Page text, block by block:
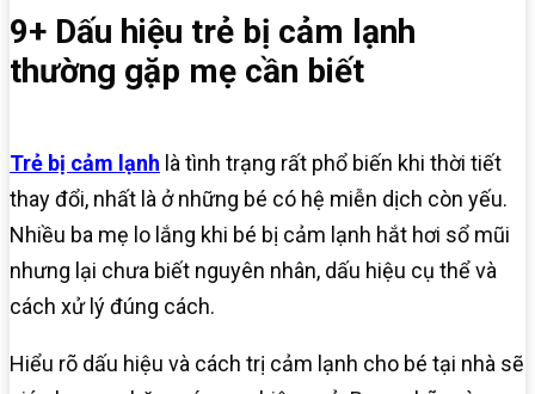
9+ Dấu hiệu trẻ bị cảm lạnh
thường gặp mẹ cần biết
Trẻ bị cảm lạnh là tình trạng rất phổ biến khi thời tiết
thay đổi, nhất là ở những bé có hệ miễn dịch còn yếu.
Nhiều ba mẹ lo lắng khi bé bị cảm lạnh hắt hơi sổ mũi
nhưng lại chưa biết nguyên nhân, dấu hiệu cụ thể và
cách xử lý đúng cách.
Hiểu rõ dấu hiệu và cách trị cảm lạnh cho bé tại nhà sẽ